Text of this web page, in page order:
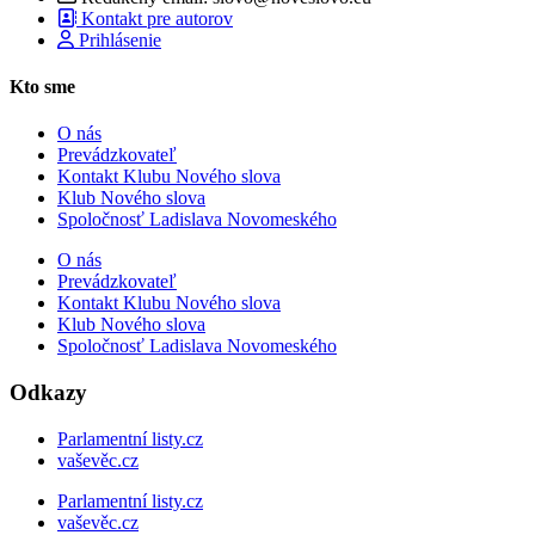
Kontakt pre autorov
Prihlásenie
Kto sme
O nás
Prevádzkovateľ
Kontakt Klubu Nového slova
Klub Nového slova
Spoločnosť Ladislava Novomeského
O nás
Prevádzkovateľ
Kontakt Klubu Nového slova
Klub Nového slova
Spoločnosť Ladislava Novomeského
Odkazy
Parlamentní listy.cz
vaševěc.cz
Parlamentní listy.cz
vaševěc.cz